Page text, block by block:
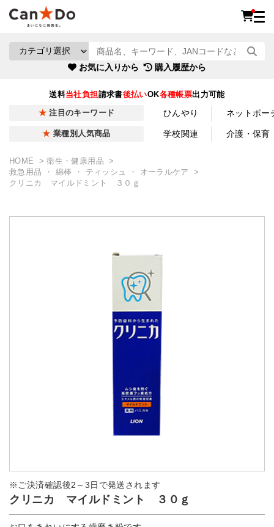
お気に入りから 購入履歴から
送料当社負担請求書後払いOK各種帳票出力可能
注目のキーワード ひんやり ネットポー
業種別人気商品 学校関連 介護・保育
HOME
衛生・健康用品
救急用品 ・ 綿棒 ・ ティッシュ ・ オーラルケア
クリニカ マイルドミント ３０ｇ
※ご決済確認後2～3日で発送されます
クリニカ マイルドミント ３０ｇ